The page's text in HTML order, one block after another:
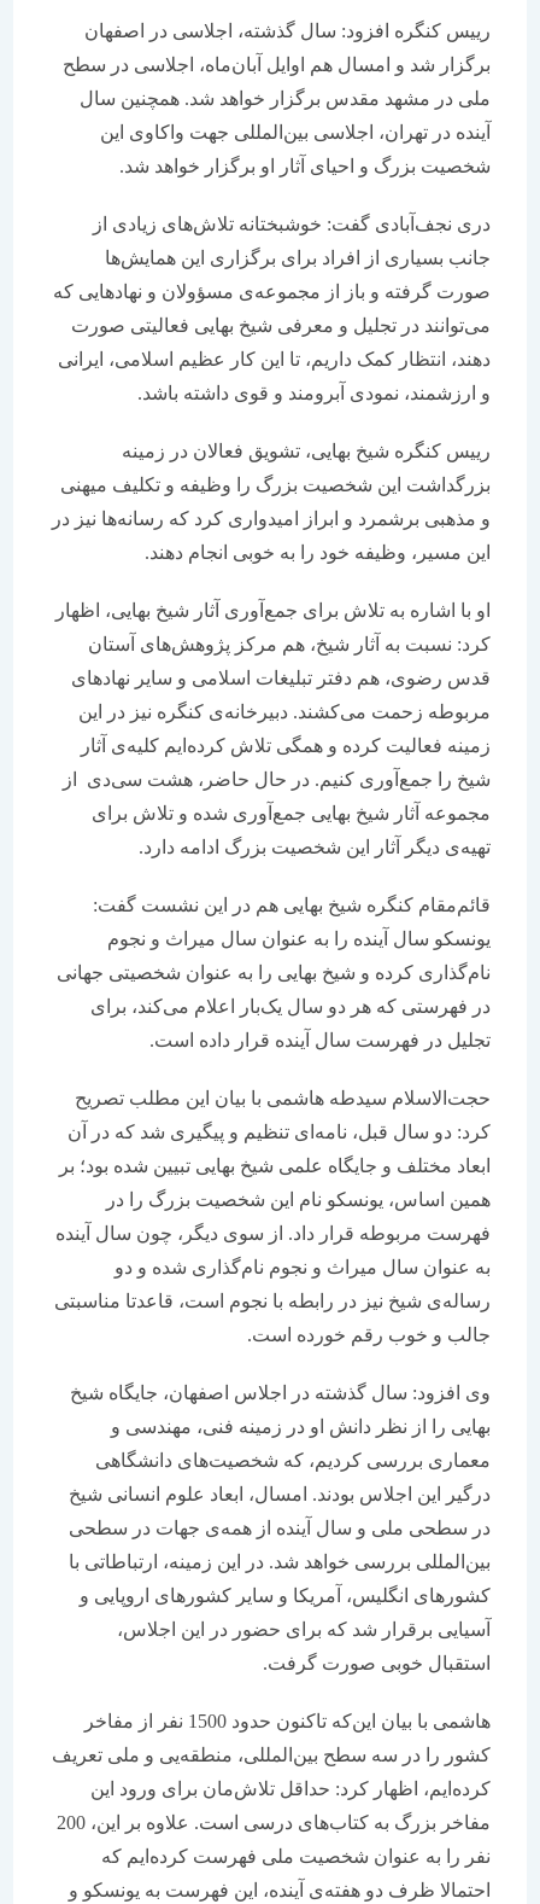
رییس کنگره افزود: سال گذشته، اجلاسی در اصفهان
برگزار شد و امسال هم اوایل آبان‌ماه، اجلاسی در سطح
ملی در مشهد مقدس برگزار خواهد شد. همچنین سال
آینده در تهران، اجلاسی بین‌المللی جهت واکاوی این
شخصیت بزرگ و احیای آثار او برگزار خواهد شد.
دری نجف‌آبادی گفت: خوشبختانه تلاش‌های زیادی از
جانب بسیاری از افراد برای برگزاری این همایش‌ها
صورت گرفته و باز از مجموعه‌ی مسؤولان و نهادهایی که
می‌توانند در تجلیل و معرفی شیخ بهایی فعالیتی صورت
دهند، انتظار کمک داریم، تا این کار عظیم اسلامی، ایرانی
و ارزشمند، نمودی آبرومند و قوی داشته باشد.
رییس کنگره‌ شیخ بهایی، تشویق فعالان در زمینه‌
بزرگداشت این شخصیت بزرگ را وظیفه و تکلیف میهنی
و مذهبی برشمرد و ابراز امیدواری کرد که رسانه‌ها نیز در
این مسیر، وظیفه‌ خود را به خوبی انجام دهند.
او با اشاره به تلاش برای جمع‌آوری آثار شیخ بهایی، اظهار
کرد: نسبت به آثار شیخ، هم مرکز پژوهش‌های آستان
قدس رضوی، هم دفتر تبلیغات اسلامی و سایر نهادهای
مربوطه زحمت می‌کشند. دبیرخانه‌ی کنگره نیز در این
زمینه فعالیت کرده و همگی تلاش کرده‌ایم کلیه‌ی آثار
شیخ را جمع‌آوری کنیم. در حال حاضر، هشت سی‌دی از
مجموعه‌ آثار شیخ بهایی جمع‌آوری شده و تلاش برای
تهیه‌ی دیگر آثار این شخصیت بزرگ ادامه دارد.
قائم‌مقام کنگره‌ شیخ بهایی هم در این نشست گفت:
یونسکو سال آینده را به عنوان سال میراث و نجوم
نام‌گذاری کرده و شیخ بهایی را به عنوان شخصیتی جهانی
در فهرستی که هر دو سال یک‌بار اعلام می‌کند، برای
تجلیل در فهرست سال آینده قرار داده است.
حجت‌الاسلام سیدطه هاشمی با بیان این مطلب تصریح
کرد: دو سال قبل، نامه‌ای تنظیم و پیگیری شد که در آن
ابعاد مختلف و جایگاه علمی شیخ بهایی تبیین شده بود؛ بر
همین اساس، یونسکو نام این شخصیت بزرگ را در
فهرست مربوطه قرار داد. از سوی دیگر، چون سال آینده
به عنوان سال میراث و نجوم نام‌گذاری شده و دو
رساله‌ی شیخ نیز در رابطه با نجوم است، قاعدتا مناسبتی
جالب و خوب رقم خورده است.
وی افزود: سال گذشته در اجلاس اصفهان، جایگاه شیخ
بهایی را از نظر دانش او در زمینه‌ فنی، مهندسی و
معماری بررسی کردیم، که شخصیت‌های دانشگاهی
درگیر این اجلاس بودند. امسال، ابعاد علوم انسانی شیخ
در سطحی ملی و سال آینده از همه‌ی جهات در سطحی
بین‌المللی بررسی خواهد شد. در این زمینه، ارتباطاتی با
کشورهای انگلیس، آمریکا و سایر کشورهای اروپایی و
آسیایی برقرار شد که برای حضور در این اجلاس،
استقبال خوبی صورت گرفت.
هاشمی با بیان این‌که تاکنون حدود 1500 نفر از مفاخر
کشور را در سه سطح بین‌المللی، منطقه‌یی و ملی تعریف
کرده‌ایم، اظهار کرد: حداقل تلاش‌مان برای ورود این
مفاخر بزرگ به کتاب‌های درسی است. علاوه بر این، 200
نفر را به عنوان شخصیت ملی فهرست کرده‌ایم که
احتمالا ظرف دو هفته‌ی آینده، این فهرست به یونسکو و